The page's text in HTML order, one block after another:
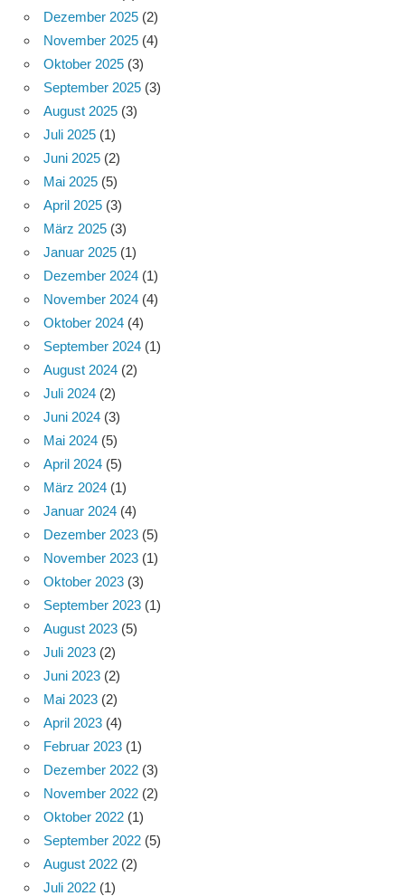
Dezember 2025 (2)
November 2025 (4)
Oktober 2025 (3)
September 2025 (3)
August 2025 (3)
Juli 2025 (1)
Juni 2025 (2)
Mai 2025 (5)
April 2025 (3)
März 2025 (3)
Januar 2025 (1)
Dezember 2024 (1)
November 2024 (4)
Oktober 2024 (4)
September 2024 (1)
August 2024 (2)
Juli 2024 (2)
Juni 2024 (3)
Mai 2024 (5)
April 2024 (5)
März 2024 (1)
Januar 2024 (4)
Dezember 2023 (5)
November 2023 (1)
Oktober 2023 (3)
September 2023 (1)
August 2023 (5)
Juli 2023 (2)
Juni 2023 (2)
Mai 2023 (2)
April 2023 (4)
Februar 2023 (1)
Dezember 2022 (3)
November 2022 (2)
Oktober 2022 (1)
September 2022 (5)
August 2022 (2)
Juli 2022 (1)